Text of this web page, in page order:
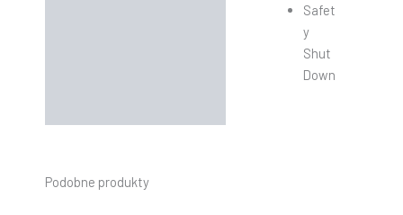
Safet
y
Shut
Down
Podobne produkty